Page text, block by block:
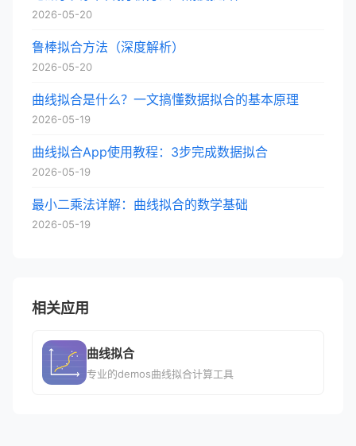
2026-05-20
鲁棒拟合方法（深度解析）
2026-05-20
曲线拟合是什么？一文搞懂数据拟合的基本原理
2026-05-19
曲线拟合App使用教程：3步完成数据拟合
2026-05-19
最小二乘法详解：曲线拟合的数学基础
2026-05-19
相关应用
曲线拟合
专业的demos曲线拟合计算工具